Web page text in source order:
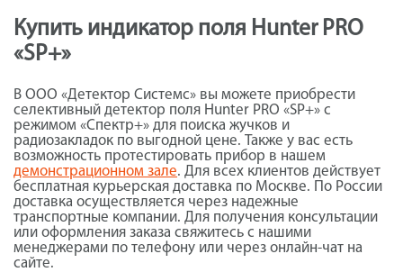
Купить индикатор поля Hunter PRO
«SP+»
В ООО «Детектор Системс» вы можете приобрести
селективный детектор поля Hunter PRO «SP+» с
режимом «Спектр+» для поиска жучков и
радиозакладок по выгодной цене. Также у вас есть
возможность протестировать прибор в нашем
демонстрационном зале. Для всех клиентов действует
бесплатная курьерская доставка по Москве. По России
доставка осуществляется через надежные
транспортные компании. Для получения консультации
или оформления заказа свяжитесь с нашими
менеджерами по телефону или через онлайн-чат на
сайте.